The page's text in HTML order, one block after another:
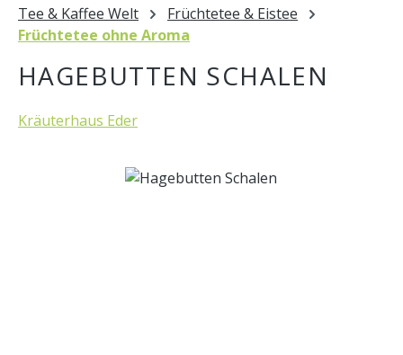
Tee & Kaffee Welt
Früchtetee & Eistee
Früchtetee ohne Aroma
HAGEBUTTEN SCHALEN
Kräuterhaus Eder
Bildergalerie überspringen